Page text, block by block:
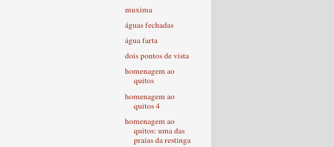
muxima
águas fechadas
água farta
dois pontos de vista
homenagem ao
quitos
homenagem ao
quitos 4
homenagem ao
quitos: uma das
praias da restinga